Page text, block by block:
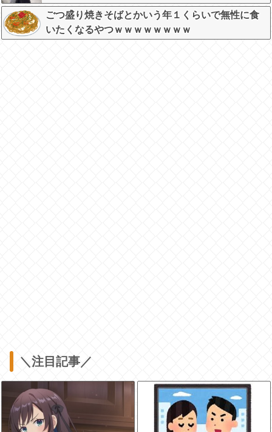
ごつ盛り焼きそばとかいう年１くらいで無性に食
いたくなるやつｗｗｗｗｗｗｗｗ
＼注目記事／